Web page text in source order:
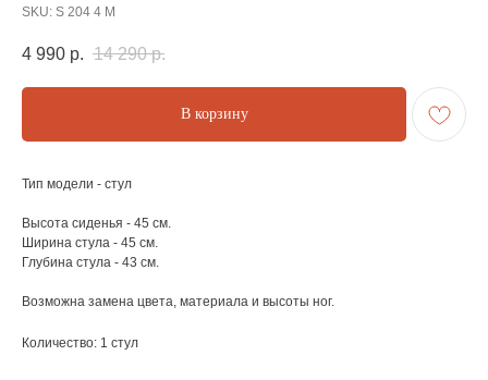
SKU: S 204 4 М
4 990 р. 14 290 р.
В корзину
Тип модели - стул
Высота сиденья - 45 см.
Ширина стула - 45 см.
Глубина стула - 43 см.
Возможна замена цвета, материала и высоты ног.
Количество: 1 стул